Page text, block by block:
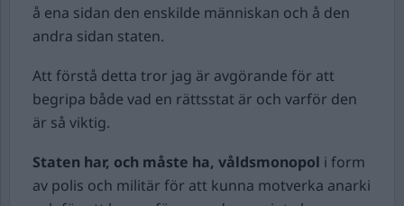
å ena sidan den enskilde människan och å den
andra sidan staten.
Att förstå detta tror jag är avgörande för att
begripa både vad en rättsstat är och varför den
är så viktig.
Staten har, och måste ha, våldsmonopol i form
av polis och militär för att kunna motverka anarki